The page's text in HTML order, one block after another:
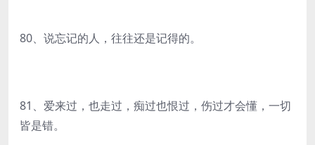
80、说忘记的人，往往还是记得的。
81、爱来过，也走过，痴过也恨过，伤过才会懂，一切
皆是错。